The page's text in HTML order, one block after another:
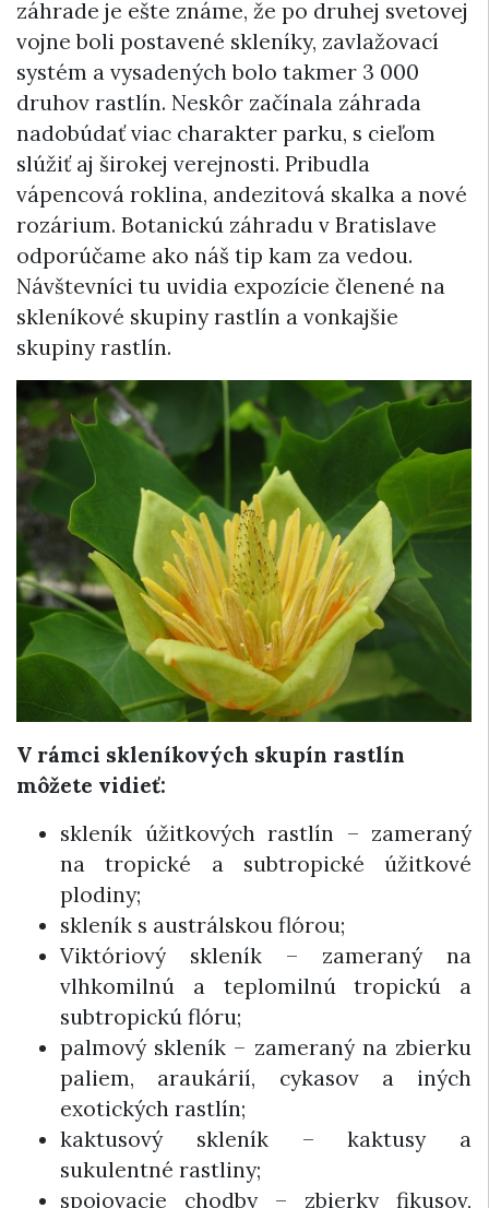
záhrade je ešte známe, že po druhej svetovej
vojne boli postavené skleníky, zavlažovací
systém a vysadených bolo takmer 3 000
druhov rastlín. Neskôr začínala záhrada
nadobúdať viac charakter parku, s cieľom
slúžiť aj širokej verejnosti. Pribudla
vápencová roklina, andezitová skalka a nové
rozárium. Botanickú záhradu v Bratislave
odporúčame ako náš tip kam za vedou.
Návštevníci tu uvidia expozície členené na
skleníkové skupiny rastlín a vonkajšie
skupiny rastlín.
V rámci skleníkových skupín rastlín
môžete vidieť:
skleník úžitkových rastlín – zameraný
na tropické a subtropické úžitkové
plodiny;
skleník s austrálskou flórou;
Viktóriový skleník – zameraný na
vlhkomilnú a teplomilnú tropickú a
subtropickú flóru;
palmový skleník – zameraný na zbierku
paliem, araukárií, cykasov a iných
exotických rastlín;
kaktusový skleník – kaktusy a
sukulentné rastliny;
spojovacie chodby – zbierky fikusov,